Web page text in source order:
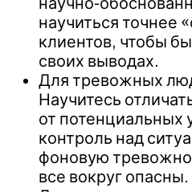
научиться точнее
клиентов, чтобы
своих выводах.
Для тревожных
Научитесь
от потенциальных
контроль над
фоновую
все вокруг опасны.